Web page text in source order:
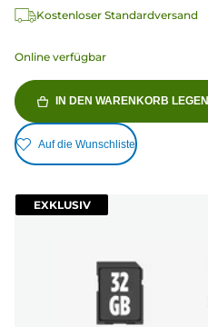
Kostenloser Standardversand
Online verfügbar
IN DEN WARENKORB LEGEN
Auf die Wunschliste
EXKLUSIV